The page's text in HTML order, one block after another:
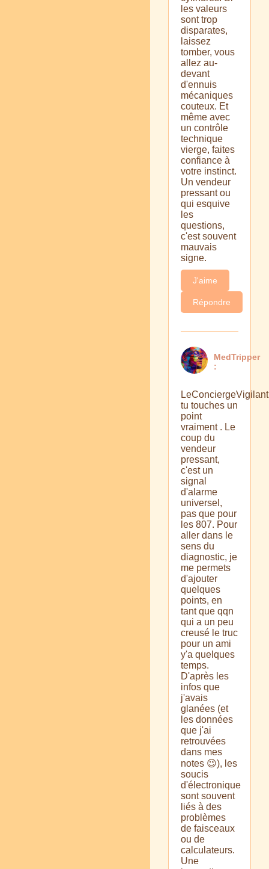
les valeurs
sont trop
disparates,
laissez
tomber, vous
allez au-
devant
d'ennuis
mécaniques
couteux. Et
même avec
un contrôle
technique
vierge, faites
confiance à
votre instinct.
Un vendeur
pressant ou
qui esquive
les
questions,
c'est souvent
mauvais
signe.
J'aime
Répondre
MedTripper
:
tu touches un
point
vraiment . Le
coup du
vendeur
pressant,
c'est un
signal
d'alarme
universel,
pas que pour
les 807. Pour
aller dans le
sens du
diagnostic, je
me permets
d'ajouter
quelques
points, en
tant que qqn
qui a un peu
creusé le truc
pour un ami
y'a quelques
temps.
D'après les
infos que
j'avais
glanées (et
les données
que j'ai
retrouvées
dans mes
notes 😉), les
soucis
d'électronique
sont souvent
liés à des
problèmes
de faisceaux
ou de
calculateurs.
Une